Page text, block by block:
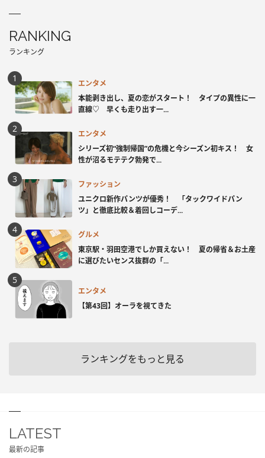
RANKING
ランキング
エンタメ
本能剥き出し、夏の恋がスタート！ タイプの異性に一
直線♡ 早くも走り出す一...
エンタメ
シリーズ初“強制帰国”の危機と今シーズン初キス！ 女
性が沼るモテテク勃発で...
ファッション
ユニクロ新作パンツが優秀！ 「タックワイドパン
ツ」と徹底比較＆着回しコーデ...
グルメ
東京駅・羽田空港でしか買えない！ 夏の帰省＆お土産
に選びたいセンス抜群の「...
エンタメ
【第43回】オーラを視てきた
ランキングをもっと見る
LATEST
最新の記事